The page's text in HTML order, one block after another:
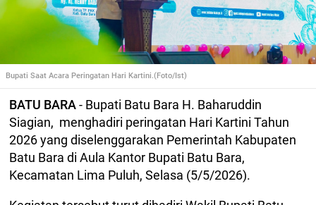
Bupati Saat Acara Peringatan Hari Kartini.(Foto/Ist)
BATU BARA- Bupati Batu Bara H. Baharuddin
Siagian, menghadiri peringatan Hari Kartini Tahun
2026 yang diselenggarakan Pemerintah Kabupaten
Batu Bara di Aula Kantor Bupati Batu Bara,
Kecamatan Lima Puluh, Selasa (5/5/2026).